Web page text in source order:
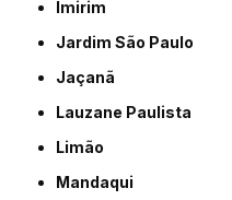
Imirim
Jardim São Paulo
Jaçanã
Lauzane Paulista
Limão
Mandaqui